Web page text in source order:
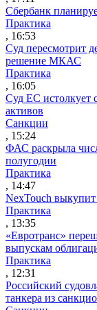
Сбербанк
Практика
, 16:53
Суд пересмотрит
решение МКАС
Практика
, 16:05
Суд ЕС истолкует
активов
Санкции
, 15:24
ФАС раскрыла
полугодии
Практика
, 14:47
NexTouch
Практика
, 13:35
«Евротранс»
выпускам
Практика
, 12:31
Российский
танкера из